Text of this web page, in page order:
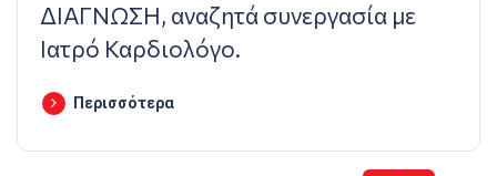
ΔΙΑΓΝΩΣΗ, αναζητά συνεργασία με
Ιατρό Καρδιολόγο.
Περισσότερα